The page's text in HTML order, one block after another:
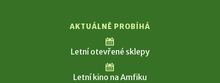
AKTUÁLNĚ PROBÍHÁ
Letní otevřené sklepy
Letní kino na Amfiku